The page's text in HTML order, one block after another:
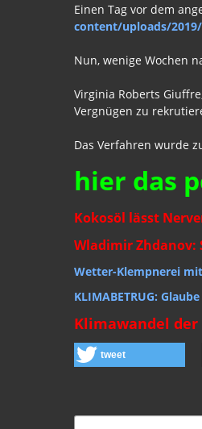
Einen Tag vor dem
content/uploads/
Nun, wenige Wochen
Virginia Roberts
Vergnügen zu
Das Verfahren wurde
hier das
Kokosöl lässt
Wladimir Zhdanov:
Wetter-Klempnerei mit
KLIMABETRUG:
Klimawandel der
tweet